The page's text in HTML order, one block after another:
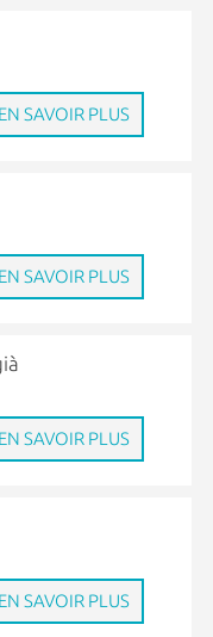
EN SAVOIR PLUS
EN SAVOIR PLUS
EN SAVOIR PLUS
EN SAVOIR PLUS